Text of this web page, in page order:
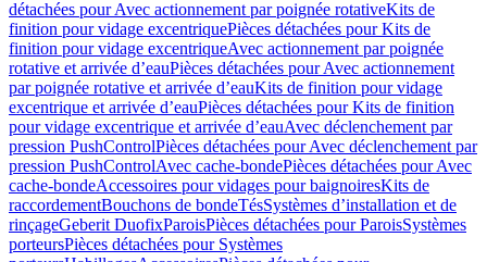
détachées pour Avec actionnement par poignée rotativeKits de
finition pour vidage excentriquePièces détachées pour Kits de
finition pour vidage excentriqueAvec actionnement par poignée
rotative et arrivée d’eauPièces détachées pour Avec actionnement
par poignée rotative et arrivée d’eauKits de finition pour vidage
excentrique et arrivée d’eauPièces détachées pour Kits de finition
pour vidage excentrique et arrivée d’eauAvec déclenchement par
pression PushControlPièces détachées pour Avec déclenchement par
pression PushControlAvec cache-bondePièces détachées pour Avec
cache-bondeAccessoires pour vidages pour baignoiresKits de
raccordementBouchons de bondeTésSystèmes d’installation et de
rinçageGeberit DuofixParoisPièces détachées pour ParoisSystèmes
porteursPièces détachées pour Systèmes